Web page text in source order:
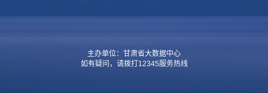
主办单位：甘肃省大数据中心
如有疑问，请拨打12345服务热线